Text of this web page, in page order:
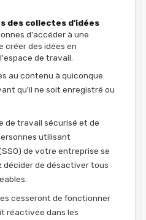
des collectes d'idées
d'accéder à une
créer des idées en
de travail.
au contenu à quiconque
qu'il ne soit enregistré ou
de travail sécurisé et de
utilisant
de votre entreprise se
de désactiver tous
cesseront de fonctionner
réactivée dans les